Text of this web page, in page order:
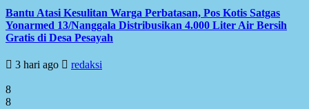
Bantu Atasi Kesulitan Warga Perbatasan, Pos Kotis Satgas
Yonarmed 13/Nanggala Distribusikan 4.000 Liter Air Bersih
Gratis di Desa Pesayah
3 hari ago redaksi
8
8